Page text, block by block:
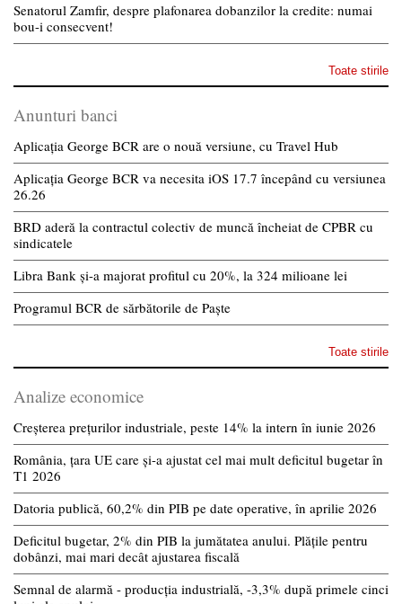
Senatorul Zamfir, despre plafonarea dobanzilor la credite: numai
bou-i consecvent!
Toate stirile
Anunturi banci
Aplicația George BCR are o nouă versiune, cu Travel Hub
Aplicația George BCR va necesita iOS 17.7 începând cu versiunea
26.26
BRD aderă la contractul colectiv de muncă încheiat de CPBR cu
sindicatele
Libra Bank și-a majorat profitul cu 20%, la 324 milioane lei
Programul BCR de sărbătorile de Paște
Toate stirile
Analize economice
Creșterea prețurilor industriale, peste 14% la intern în iunie 2026
România, țara UE care și-a ajustat cel mai mult deficitul bugetar în
T1 2026
Datoria publică, 60,2% din PIB pe date operative, în aprilie 2026
Deficitul bugetar, 2% din PIB la jumătatea anului. Plățile pentru
dobânzi, mai mari decât ajustarea fiscală
Semnal de alarmă - producția industrială, -3,3% după primele cinci